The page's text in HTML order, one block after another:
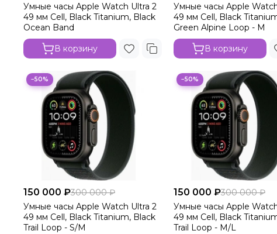
Умные часы Apple Watch Ultra 2
49 мм Cell, Black Titanium, Black
Ocean Band
В корзину
Умные часы Apple
49 мм Cell, Black
Green Alpine Loop - M
В корзину
−50%
150 000 ₽300 000 ₽
Умные часы Apple Watch Ultra 2
49 мм Cell, Black Titanium, Black
Trail Loop - S/M
−50%
150 000 ₽300 000 ₽
Умные часы Apple
49 мм Cell, Black
Trail Loop - M/L